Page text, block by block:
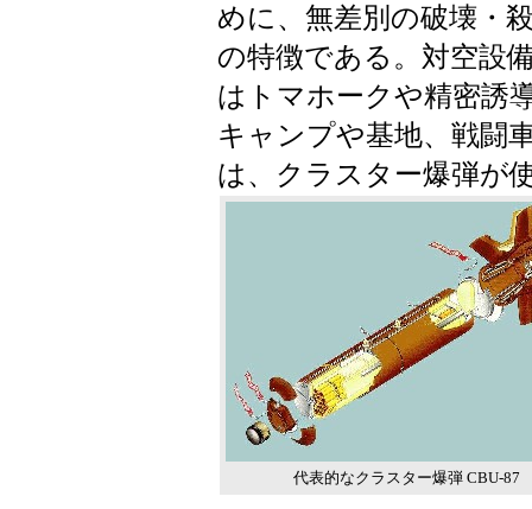
めに、無差別の破壊・
の特徴である。対空設
はトマホークや精密誘
キャンプや基地、戦闘
は、クラスター爆弾が
代表的なクラスター爆弾 CBU-87